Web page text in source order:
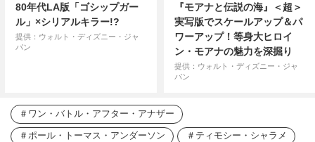
80年代LA版「ゴシップガー
ル」×シリアルキラー!?
提供：ウォルト・ディズニー・ジャ
パン
『モアナと伝説の海』＜超＞
実写版でスケールアップ＆パ
ワーアップ！等身大ヒロイ
ン・モアナの魅力を深掘り
提供：ウォルト・ディズニー・ジャ
パン
ワン・バトル・アフター・アナザー
ポール・トーマス・アンダーソン ティモシー・シャラメ